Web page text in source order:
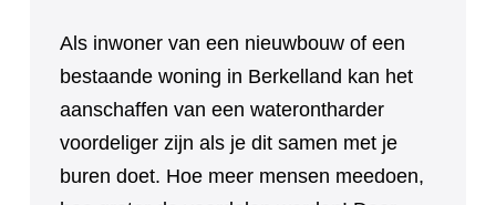
Als inwoner van een nieuwbouw of een
bestaande woning in Berkelland kan het
aanschaffen van een waterontharder
voordeliger zijn als je dit samen met je
buren doet. Hoe meer mensen meedoen,